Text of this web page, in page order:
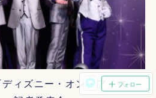
ィズニー・オン・アイスフォロー